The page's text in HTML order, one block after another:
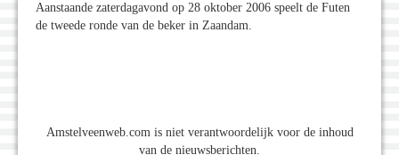
Aanstaande zaterdagavond op 28 oktober 2006 speelt de Futen
de tweede ronde van de beker in Zaandam.
Amstelveenweb.com is niet verantwoordelijk voor de inhoud
van de nieuwsberichten.